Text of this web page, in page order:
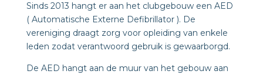
Sinds 2013 hangt er aan het clubgebouw een AED
( Automatische Externe Defibrillator ). De
vereniging draagt zorg voor opleiding van enkele
leden zodat verantwoord gebruik is gewaarborgd.
De AED hangt aan de muur van het gebouw aan